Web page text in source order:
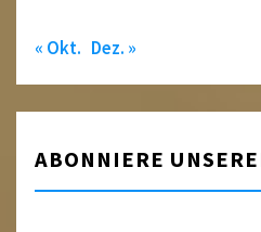
« Okt. Dez. »
ABONNIERE